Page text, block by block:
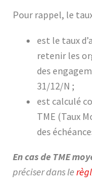
Pour rappel, le
est le taux
retenir les
des
31/12/N ;
est calculé
TME (Taux
des
En cas de TME
préciser dans le